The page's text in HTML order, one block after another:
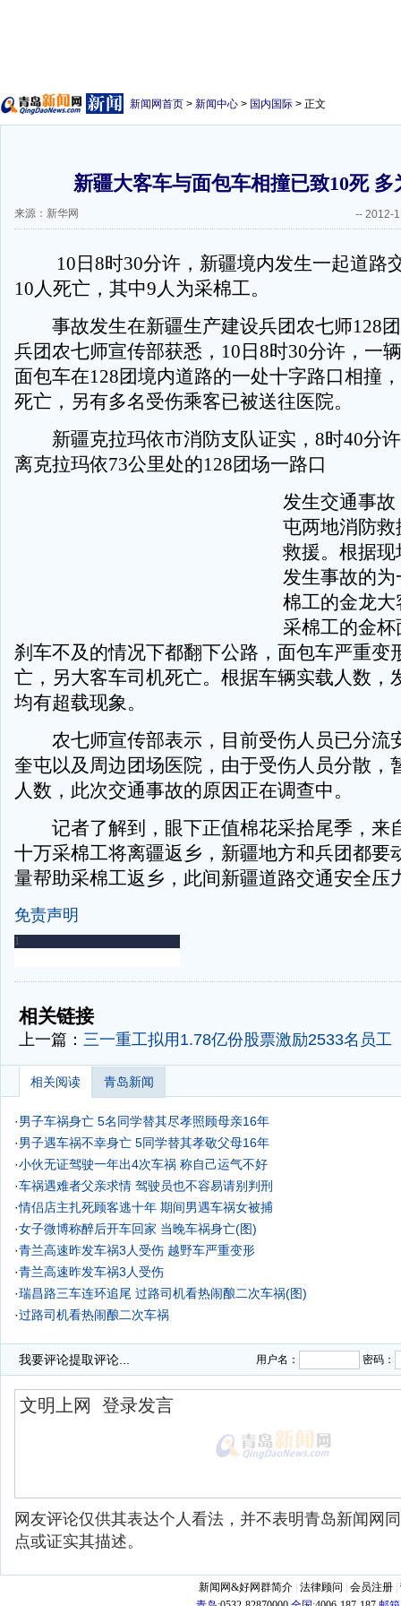
新闻网首页 > 新闻中心 > 国内国际 > 正文
新疆大客车与面包车相撞已致10死 多
来源：新华网 -- 2012-
10日8时30分许，新疆境内发生一起道路
10人死亡，其中9人为采棉工。
事故发生在新疆生产建设兵团农七师128
兵团农七师宣传部获悉，10日8时30分许，一
面包车在128团境内道路的一处十字路口相撞
死亡，另有多名受伤乘客已被送往医院。
新疆克拉玛依市消防支队证实，8时40分
离克拉玛依73公里处的128团场一路口
发生交通事
屯两地消防
救援。根据
发生事故的
棉工的金龙
采棉工的金
刹车不及的情况下都翻下公路，面包车严重变
亡，另大客车司机死亡。根据车辆实载人数，
均有超载现象。
农七师宣传部表示，目前受伤人员已分流
奎屯以及周边团场医院，由于受伤人员分散，
人数，此次交通事故的原因正在调查中。
记者了解到，眼下正值棉花采拾尾季，来
十万采棉工将离疆返乡，新疆地方和兵团都要
量帮助采棉工返乡，此间新疆道路交通安全压
免责声明
-
相关链接
上一篇： 三一重工拟用1.78亿份股票激励2533名员工
相关阅读 青岛新闻
·男子车祸身亡 5名同学替其尽孝照顾母亲16年
·男子遇车祸不幸身亡 5同学替其孝敬父母16年
·小伙无证驾驶一年出4次车祸 称自己运气不好
·车祸遇难者父亲求情 驾驶员也不容易请别判刑
·情侣店主扎死顾客逃十年 期间男遇车祸女被捕
·女子微博称醉后开车回家 当晚车祸身亡(图)
·青兰高速昨发车祸3人受伤 越野车严重变形
·青兰高速昨发车祸3人受伤
·瑞昌路三车连环追尾 过路司机看热闹酿二次车祸(图)
·过路司机看热闹酿二次车祸
我要评论提取评论... 用户名： 密码：
网友评论仅供其表达个人看法，并不表明青岛新闻网
点或证实其描述。